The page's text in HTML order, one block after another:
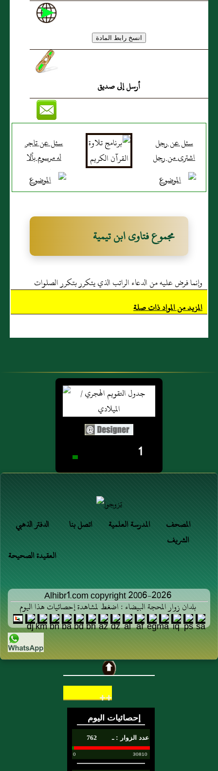
أرسل إلى صديق
سئل عن رجل
اشترى من رجل
ستة وعشرين
فدان قلقاس
عليه فباعه
سئل عن تاجر
له مرسوم بألا
يؤخذ منه شئ
على تجارته
مجموع فتاوى ابن تيمية
وإنما فرض عليه من الدعاء الراتب الذي يتكرر بتكرر الصلوات
المزيد من المواد ذات صلة
1
الدفتر الذهبي اتصل بنا المدرسة العلمية
المصحف
الشريف
العقيدة الصحيحة
Alhibr1.com copyright 2006-2026
بلدان زوار المحجة البيضاء : اضغط لمشاهدة إحصائيات هذا اليوم
++